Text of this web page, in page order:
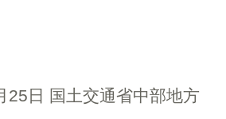
日 国土交通省中部地方